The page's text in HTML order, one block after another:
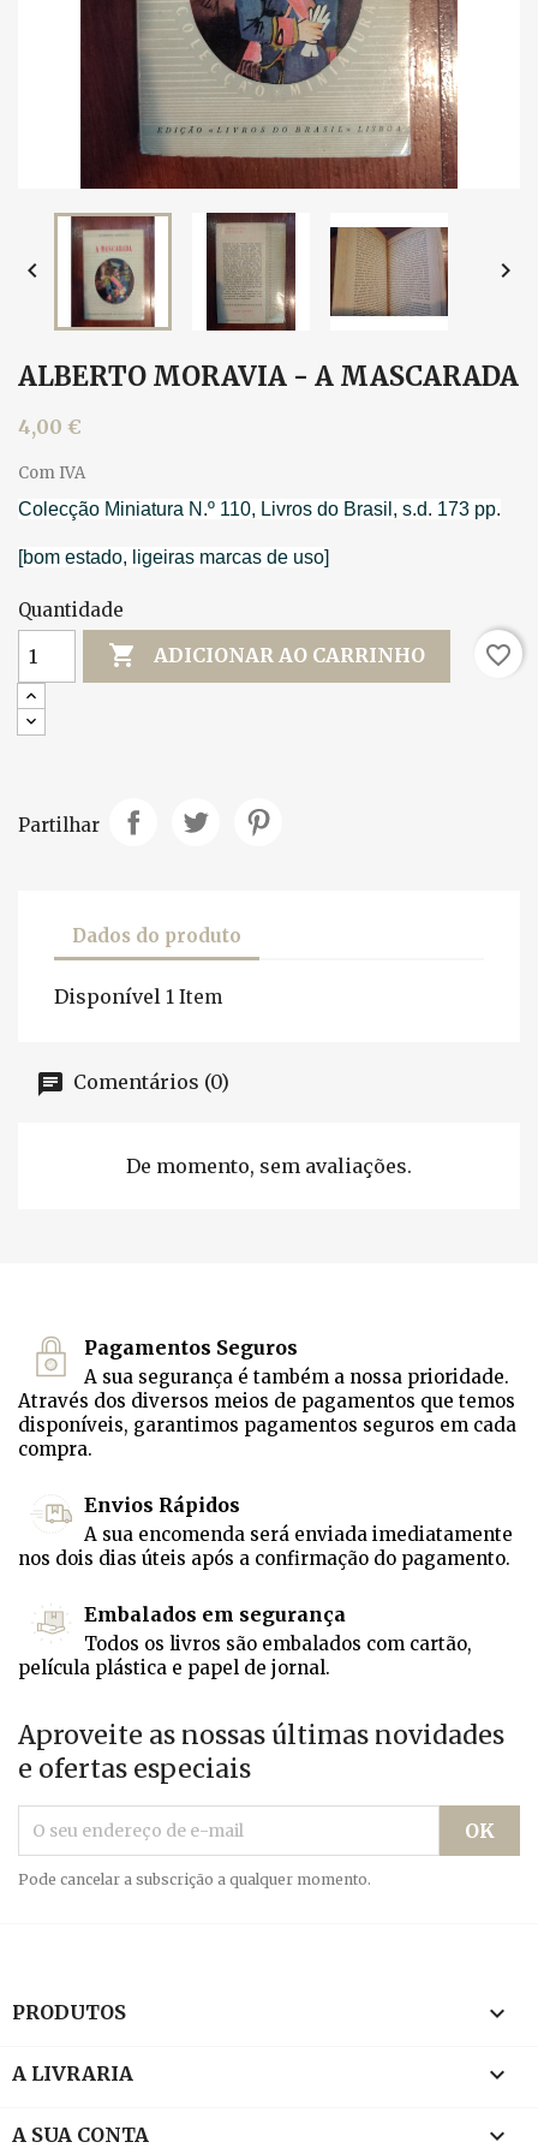
 
ALBERTO MORAVIA - A MASCARADA
4,00 €
Com IVA
Colecção Miniatura N.º 110, Livros do Brasil, s.d. 173 pp.
[bom estado, ligeiras marcas de uso]
Quantidade
 ADICIONAR AO CARRINHO favorite_border
Partilhar
Dados do produto
Disponível 1 Item
Comentários (0)
De momento, sem avaliações.
Pagamentos Seguros
A sua segurança é também a nossa prioridade.
Através dos diversos meios de pagamentos que temos
disponíveis, garantimos pagamentos seguros em cada
compra.
Envios Rápidos
A sua encomenda será enviada imediatamente
nos dois dias úteis após a confirmação do pagamento.
Embalados em segurança
Todos os livros são embalados com cartão,
película plástica e papel de jornal.
Aproveite as nossas últimas novidades
e ofertas especiais
Pode cancelar a subscrição a qualquer momento.
PRODUTOS 
A LIVRARIA 
A SUA CONTA 